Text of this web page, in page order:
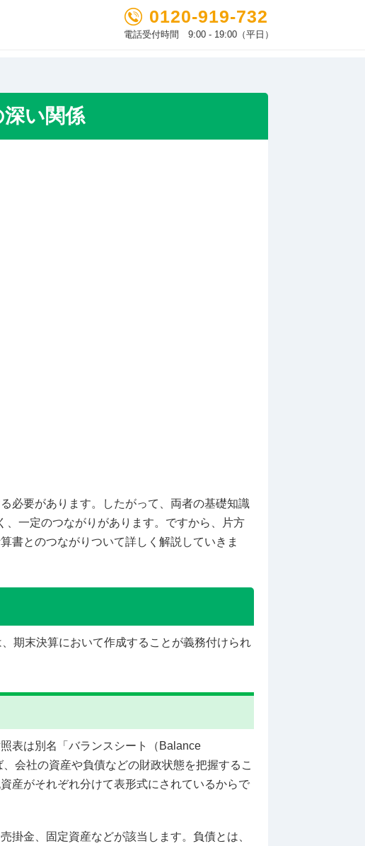
0120-919-732
電話受付時間 9:00 - 19:00（平日）
深い関係
必要があります。したがって、両者の基礎知識
一定のつながりがあります。ですから、片方
書とのつながりついて詳しく解説していきま
期末決算において作成することが義務付けられ
表は別名「バランスシート（Balance
会社の資産や負債などの財政状態を把握するこ
産がそれぞれ分けて表形式にされているからで
掛金、固定資産などが該当します。負債とは、